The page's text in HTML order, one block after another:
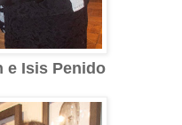
e Isis Penido